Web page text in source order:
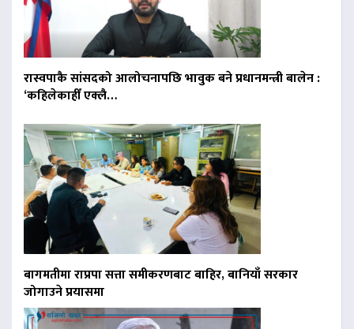
रास्वपाकै सांसदको आलोचनापछि भावुक बने प्रधानमन्त्री बालेन :
‘कहिलेकाहीँ एक्लै…
बागमतीमा राप्रपा सत्ता समीकरणबाट बाहिर, बानियाँ सरकार
जोगाउने प्रयासमा